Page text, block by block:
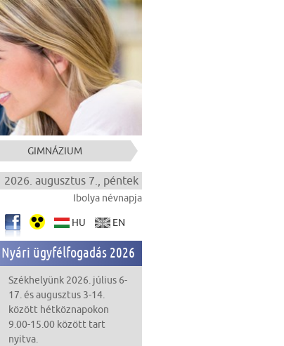
GIMNÁZIUM
2026. augusztus 7., péntek
Ibolya névnapja
HU EN
Nyári ügyfélfogadás 2026
Székhelyünk 2026. július 6-
17. és augusztus 3-14.
között hétköznapokon
9.00-15.00 között tart
nyitva.